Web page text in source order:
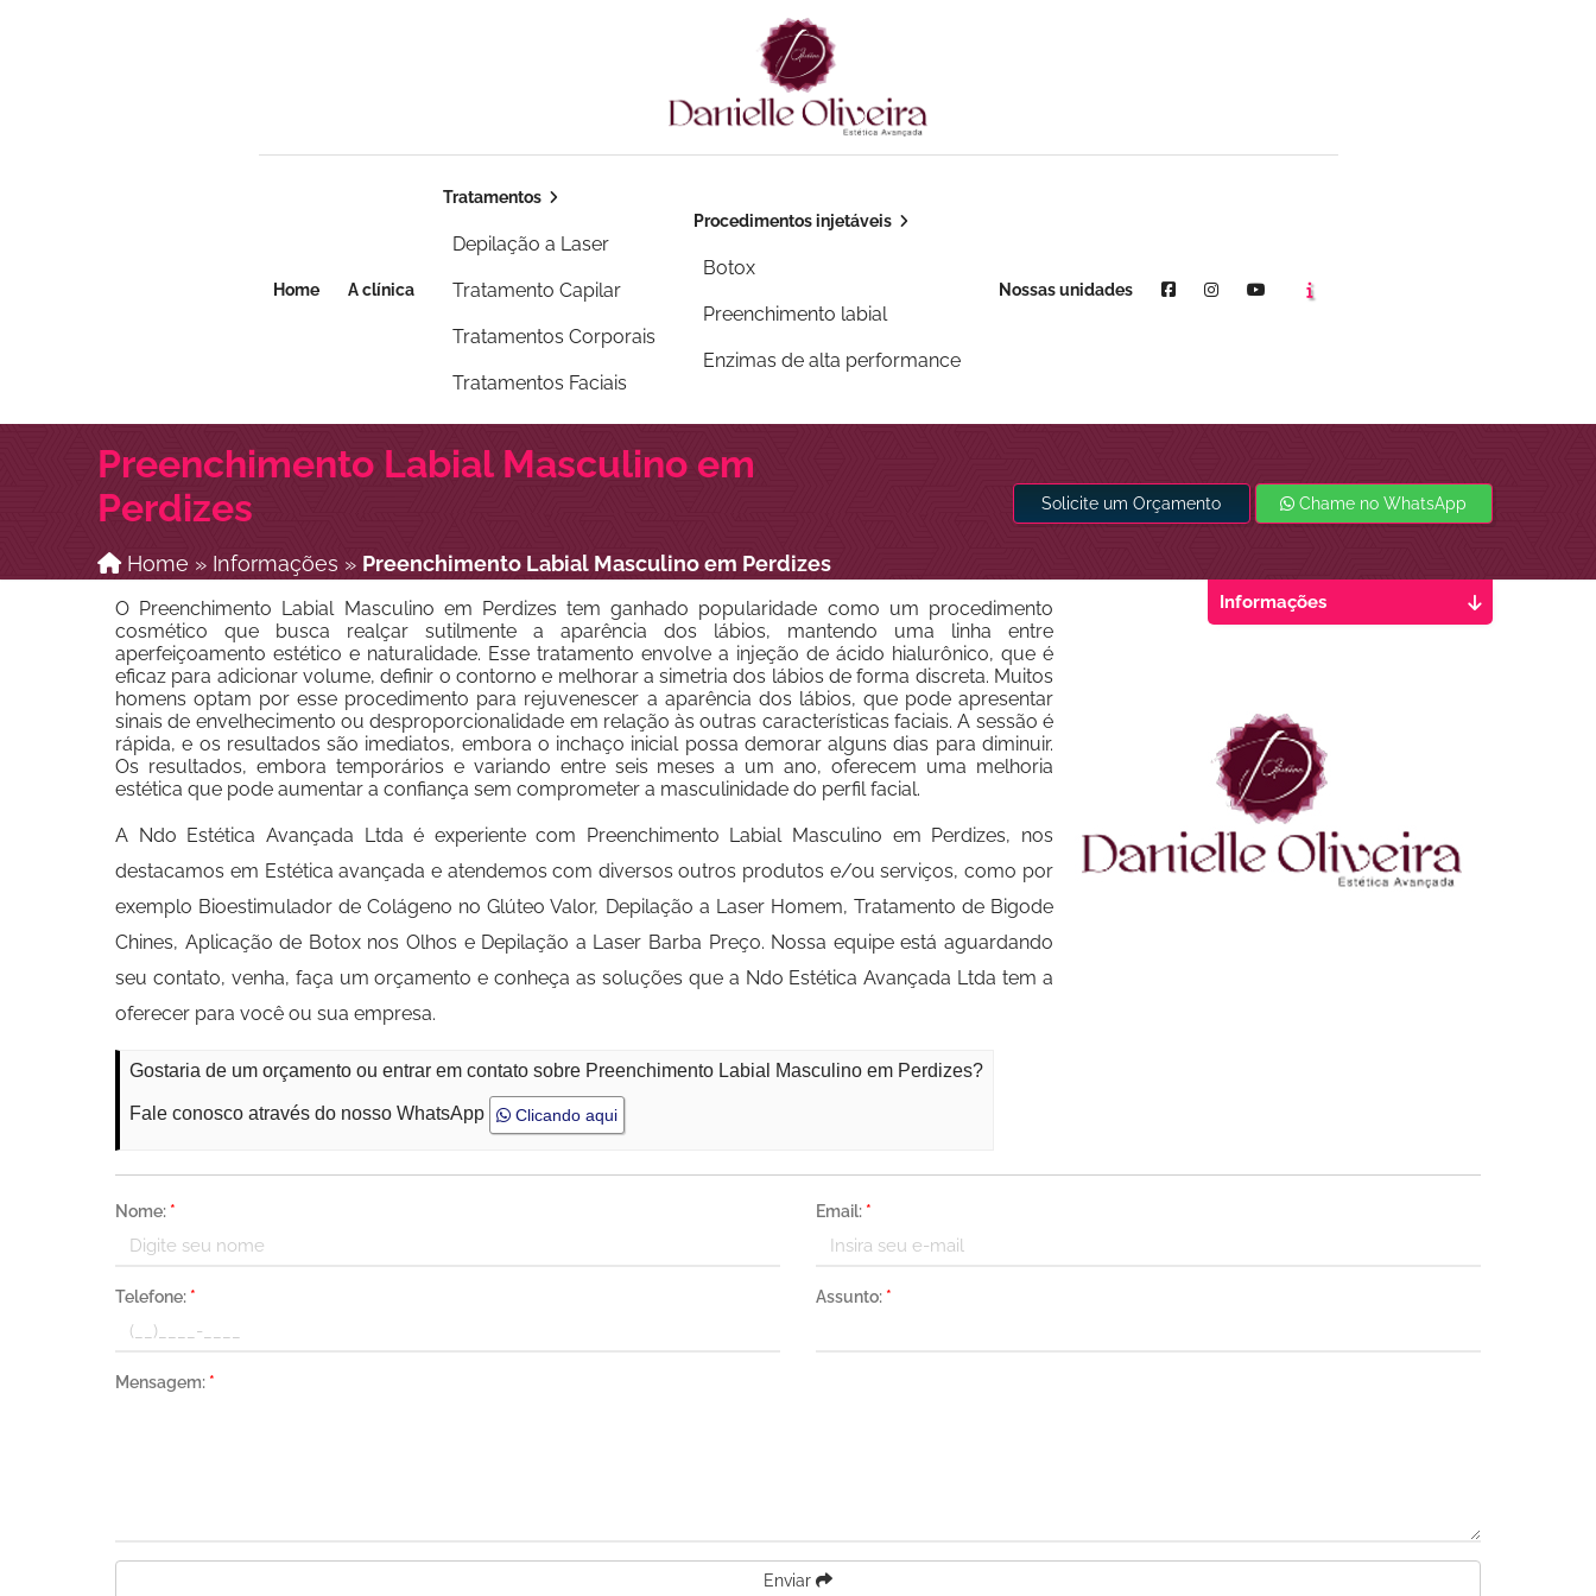
Home A clínica
Tratamentos
Depilação a Laser
Tratamento Capilar
Tratamentos Corporais
Tratamentos Faciais
Procedimentos injetáveis
Botox
Preenchimento labial
Enzimas de alta performance
Nossas unidades Youtube
Preenchimento Labial Masculino em
Perdizes
Home » Informações » Preenchimento Labial Masculino em Perdizes
Solicite um Orçamento Chame no WhatsApp
O Preenchimento Labial Masculino em Perdizes tem ganhado popularidade como um procedimento
cosmético que busca realçar sutilmente a aparência dos lábios, mantendo uma linha entre
aperfeiçoamento estético e naturalidade. Esse tratamento envolve a injeção de ácido hialurônico, que é
eficaz para adicionar volume, definir o contorno e melhorar a simetria dos lábios de forma discreta. Muitos
homens optam por esse procedimento para rejuvenescer a aparência dos lábios, que pode apresentar
sinais de envelhecimento ou desproporcionalidade em relação às outras características faciais. A sessão é
rápida, e os resultados são imediatos, embora o inchaço inicial possa demorar alguns dias para diminuir.
Os resultados, embora temporários e variando entre seis meses a um ano, oferecem uma melhoria
estética que pode aumentar a confiança sem comprometer a masculinidade do perfil facial.
A Ndo Estética Avançada Ltda é experiente com Preenchimento Labial Masculino em Perdizes, nos
destacamos em Estética avançada e atendemos com diversos outros produtos e/ou serviços, como por
exemplo Bioestimulador de Colágeno no Glúteo Valor, Depilação a Laser Homem, Tratamento de Bigode
Chines, Aplicação de Botox nos Olhos e Depilação a Laser Barba Preço. Nossa equipe está aguardando
seu contato, venha, faça um orçamento e conheça as soluções que a Ndo Estética Avançada Ltda tem a
oferecer para você ou sua empresa.
Gostaria de um orçamento ou entrar em contato sobre Preenchimento Labial Masculino em Perdizes?
Fale conosco através do nosso WhatsApp Clicando aqui
Nome: * Email: *
Telefone: * Assunto: *
Mensagem: *
Enviar
Informações